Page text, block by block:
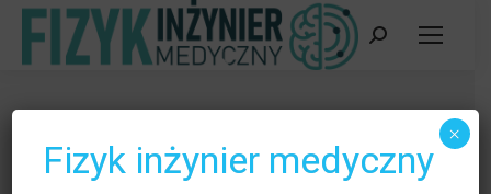
Szukaj:
mammograficznych
Fizyk inżynier medyczny
×